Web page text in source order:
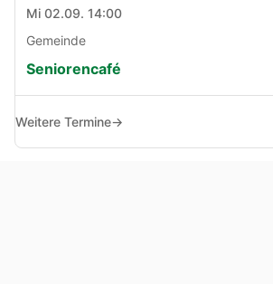
Mi 02.09. 14:00
Gemeinde
Seniorencafé
Weitere Termine→